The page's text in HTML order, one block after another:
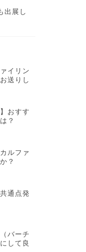
出展し
イリン
送りし
おすす
？
ルファ
？
通点発
バーチ
して良